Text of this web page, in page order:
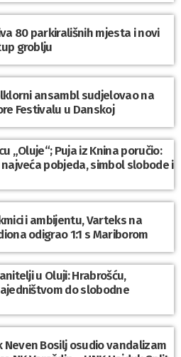
80 parkirališnih mjesta i novi
groblju
ansambl sudjelovao na
Festivalu u Danskoj
„Oluje“; Puja iz Knina poručio:
najveća pobjeda, simbol slobode i
i ambijentu, Varteks na
odigrao 1:1 s Mariborom
u Oluji: Hrabrošću,
do slobodne
Neven Bosilj osudio vandalizam